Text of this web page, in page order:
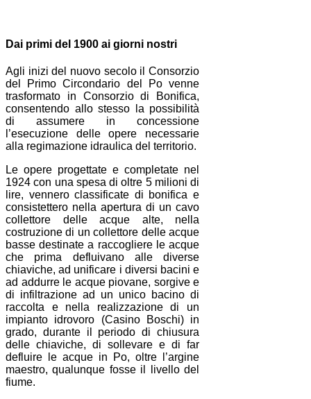
Dai primi del 1900 ai giorni nostri
Agli inizi del nuovo secolo il Consorzio
del Primo Circondario del Po venne
trasformato in Consorzio di Bonifica,
consentendo allo stesso la possibilità
di assumere in concessione
l’esecuzione delle opere necessarie
alla regimazione idraulica del territorio.
Le opere progettate e completate nel
1924 con una spesa di oltre 5 milioni di
lire, vennero classificate di bonifica e
consistettero nella apertura di un cavo
collettore delle acque alte, nella
costruzione di un collettore delle acque
basse destinate a raccogliere le acque
che prima defluivano alle diverse
chiaviche, ad unificare i diversi bacini e
ad addurre le acque piovane, sorgive e
di infiltrazione ad un unico bacino di
raccolta e nella realizzazione di un
impianto idrovoro (Casino Boschi) in
grado, durante il periodo di chiusura
delle chiaviche, di sollevare e di far
defluire le acque in Po, oltre l’argine
maestro, qualunque fosse il livello del
fiume.